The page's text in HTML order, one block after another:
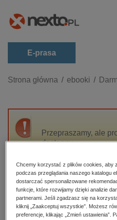
E-prasa
Kategorie
biznesowe, branżowe,
dzienniki
edukacja
hobby, sport, rozrywka
komputery, internet,
Strona główna ebooki
Przepraszamy, ale
dostępny.
High-contrast mode
Polecane
Chcemy korzystać z plików cookies, aby
podczas przeglądania naszego katalogu
dostarczać spersonalizowane
funkcje, które rozwijamy dzięki analizie
partnerami. Jeśli zgadzasz się na
kliknij „Zaakceptuj wszystkie”. Możesz
preferencje, klikając „Zmień ustawienia”.